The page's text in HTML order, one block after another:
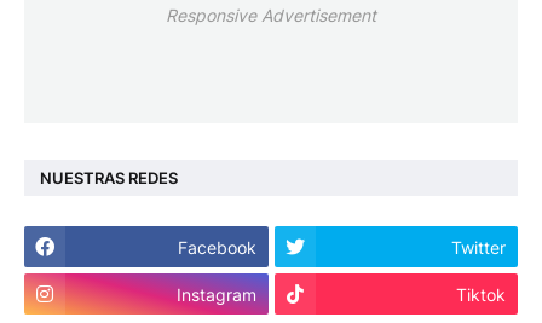
Responsive Advertisement
NUESTRAS REDES
Facebook Twitter
Instagram Tiktok